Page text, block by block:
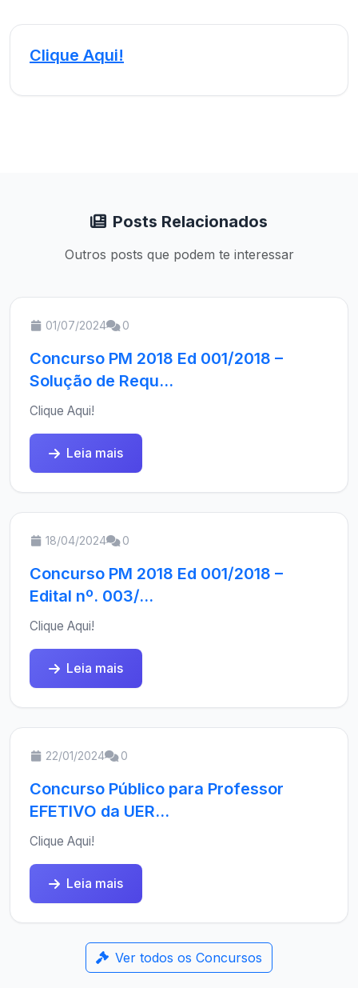
Clique Aqui!
Posts Relacionados
Outros posts que podem te interessar
01/07/2024 0
Concurso PM 2018 Ed 001/2018 –
Solução de Requ...
Clique Aqui!
Leia mais
18/04/2024 0
Concurso PM 2018 Ed 001/2018 –
Edital nº. 003/...
Clique Aqui!
Leia mais
22/01/2024 0
Concurso Público para Professor
EFETIVO da UER...
Clique Aqui!
Leia mais
Ver todos os Concursos